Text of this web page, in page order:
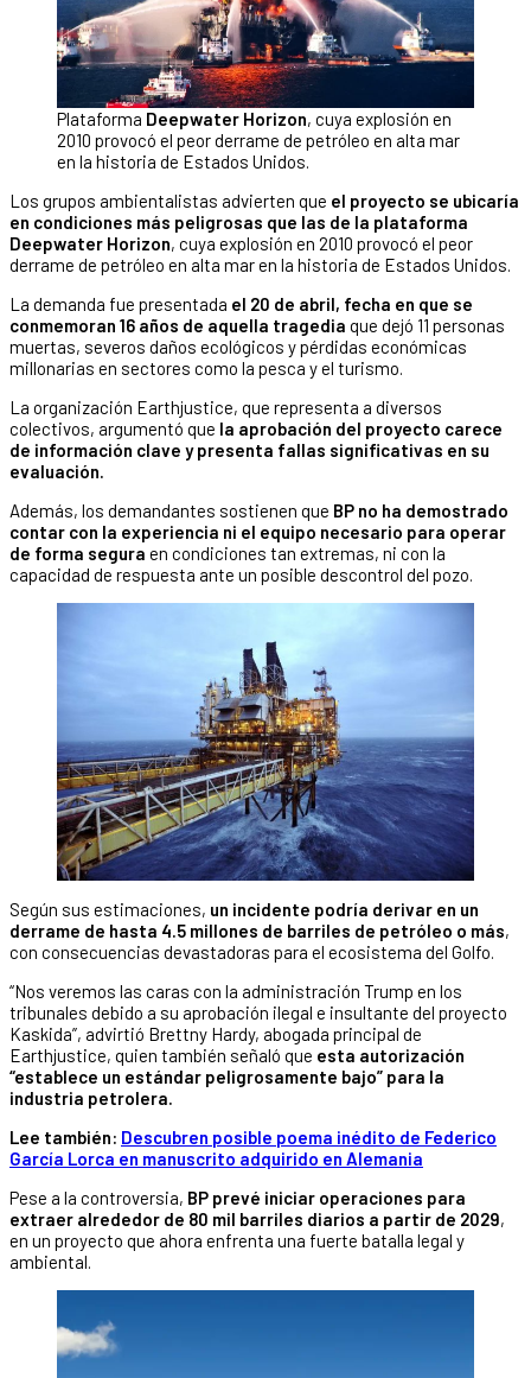
Plataforma Deepwater Horizon, cuya explosión en
2010 provocó el peor derrame de petróleo en alta mar
en la historia de Estados Unidos.
Los grupos ambientalistas advierten que el proyecto se ubicaría
en condiciones más peligrosas que las de la plataforma
Deepwater Horizon, cuya explosión en 2010 provocó el peor
derrame de petróleo en alta mar en la historia de Estados Unidos.
La demanda fue presentada el 20 de abril, fecha en que se
conmemoran 16 años de aquella tragedia que dejó 11 personas
muertas, severos daños ecológicos y pérdidas económicas
millonarias en sectores como la pesca y el turismo.
La organización Earthjustice, que representa a diversos
colectivos, argumentó que la aprobación del proyecto carece
de información clave y presenta fallas significativas en su
evaluación.
Además, los demandantes sostienen que BP no ha demostrado
contar con la experiencia ni el equipo necesario para operar
de forma segura en condiciones tan extremas, ni con la
capacidad de respuesta ante un posible descontrol del pozo.
Según sus estimaciones, un incidente podría derivar en un
derrame de hasta 4.5 millones de barriles de petróleo o más,
con consecuencias devastadoras para el ecosistema del Golfo.
“Nos veremos las caras con la administración Trump en los
tribunales debido a su aprobación ilegal e insultante del proyecto
Kaskida”, advirtió Brettny Hardy, abogada principal de
Earthjustice, quien también señaló que esta autorización
“establece un estándar peligrosamente bajo” para la
industria petrolera.
Lee también: Descubren posible poema inédito de Federico
García Lorca en manuscrito adquirido en Alemania
Pese a la controversia, BP prevé iniciar operaciones para
extraer alrededor de 80 mil barriles diarios a partir de 2029,
en un proyecto que ahora enfrenta una fuerte batalla legal y
ambiental.